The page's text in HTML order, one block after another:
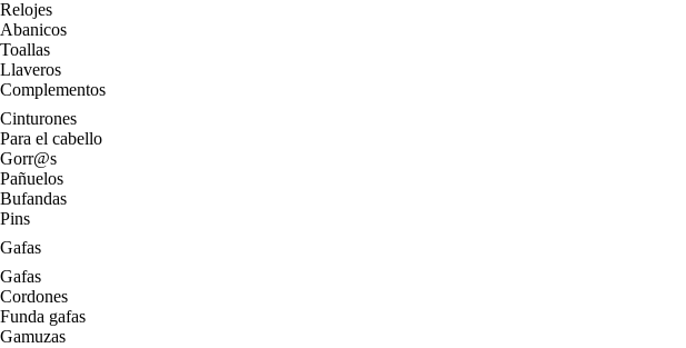
Relojes
Abanicos
Toallas
Llaveros
Complementos
Cinturones
Para el cabello
Gorr@s
Pañuelos
Bufandas
Pins
Gafas
Gafas
Cordones
Funda gafas
Gamuzas